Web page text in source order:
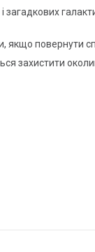
якщо повернути
захистити